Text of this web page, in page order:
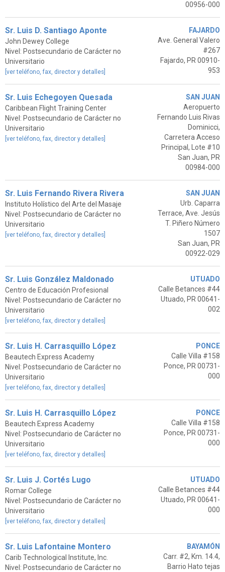
00956-000
Sr. Luis D. Santiago Aponte
John Dewey College
Nivel: Postsecundario de Carácter no
Universitario
[ver teléfono, fax, director y detalles]
FAJARDO
Ave. General Valero
#267
Fajardo, PR 00910-
953
Sr. Luis Echegoyen Quesada
Caribbean Flight Training Center
Nivel: Postsecundario de Carácter no
Universitario
[ver teléfono, fax, director y detalles]
SAN JUAN
Aeropuerto
Fernando Luis Rivas
Dominicci,
Carretera Acceso
Principal, Lote #10
San Juan, PR
00984-000
Sr. Luis Fernando Rivera Rivera
Instituto Holístico del Arte del Masaje
Nivel: Postsecundario de Carácter no
Universitario
[ver teléfono, fax, director y detalles]
SAN JUAN
Urb. Caparra
Terrace, Ave. Jesús
T. Piñero Número
1507
San Juan, PR
00922-029
Sr. Luis González Maldonado
Centro de Educación Profesional
Nivel: Postsecundario de Carácter no
Universitario
[ver teléfono, fax, director y detalles]
UTUADO
Calle Betances #44
Utuado, PR 00641-
002
Sr. Luis H. Carrasquillo López
Beautech Express Academy
Nivel: Postsecundario de Carácter no
Universitario
[ver teléfono, fax, director y detalles]
PONCE
Calle Villa #158
Ponce, PR 00731-
000
Sr. Luis H. Carrasquillo López
Beautech Express Academy
Nivel: Postsecundario de Carácter no
Universitario
[ver teléfono, fax, director y detalles]
PONCE
Calle Villa #158
Ponce, PR 00731-
000
Sr. Luis J. Cortés Lugo
Romar College
Nivel: Postsecundario de Carácter no
Universitario
[ver teléfono, fax, director y detalles]
UTUADO
Calle Betances #44
Utuado, PR 00641-
000
Sr. Luis Lafontaine Montero
Carib Technological Institute, Inc.
Nivel: Postsecundario de Carácter no
BAYAMÓN
Carr. #2, Km. 14.4,
Barrio Hato tejas